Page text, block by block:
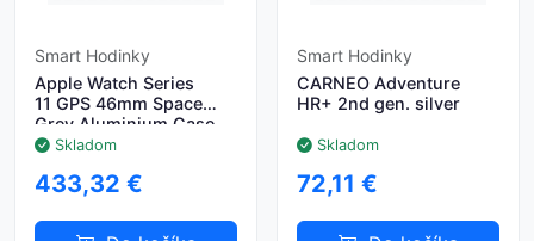
Smart Hodinky
Apple Watch Series
11 GPS 46mm Space
Grey Aluminium Case
with Black Sport Band -
Skladom
433,32 €
Smart Hodinky
CARNEO Adventure
HR+ 2nd gen. silver
Skladom
72,11 €